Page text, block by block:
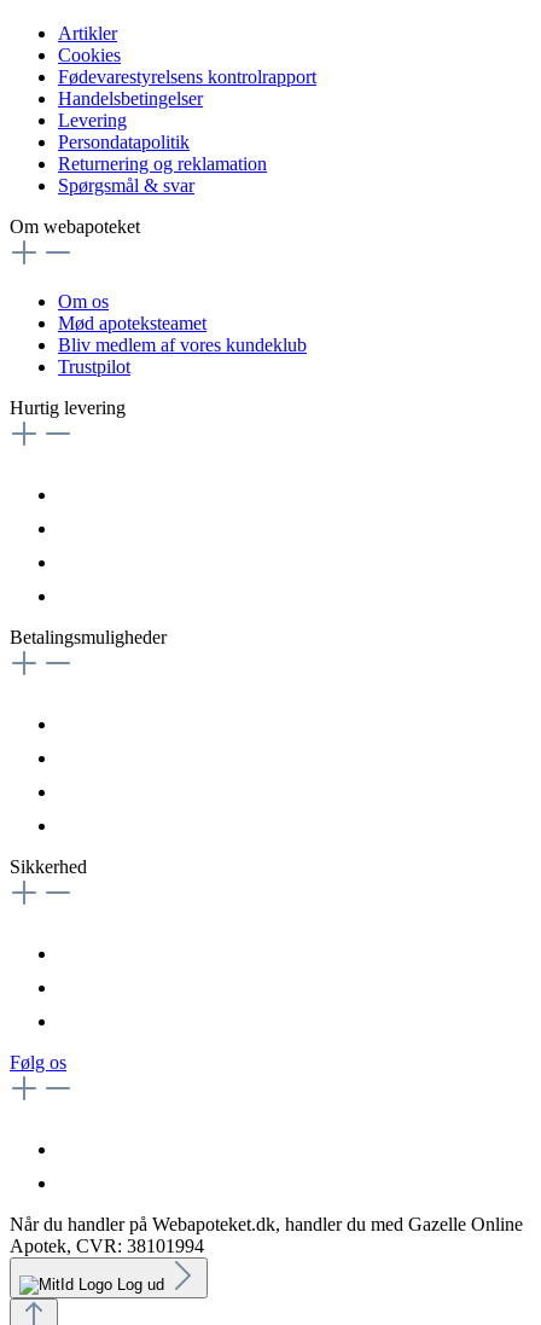
Artikler
Cookies
Fødevarestyrelsens kontrolrapport
Handelsbetingelser
Levering
Persondatapolitik
Returnering og reklamation
Spørgsmål & svar
Om webapoteket
Om os
Mød apoteksteamet
Bliv medlem af vores kundeklub
Trustpilot
Hurtig levering
Betalingsmuligheder
Sikkerhed
Følg os
Når du handler på Webapoteket.dk, handler du med Gazelle Online
Apotek, CVR: 38101994
Log ud